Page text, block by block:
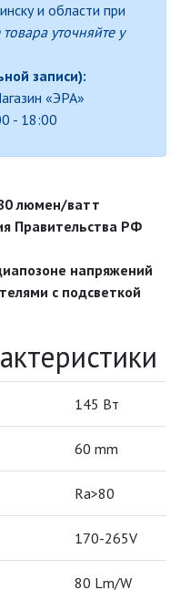
СВЕТИЛЬНИКИ
ЛАМПЫ
ЛАМПЫ
(G4, G9)
СВЕТОДИОДНЫЕ F-LED
СВЕТОДИОДНЫЕ
(СЕРИЯ POWER)
СВЕТОДИОДНЫЕ
СТАНДАРТ
СВЕТОДИОДНЫЕ
ЭКОНОМ
и области при
уточняйте у
записи):
«ЭРА»
- 18:00
люмен/ватт
Правительства РФ
напряжений
с подсветкой
145 Вт
60 mm
Ra>80
170-265V
80 Lm/W